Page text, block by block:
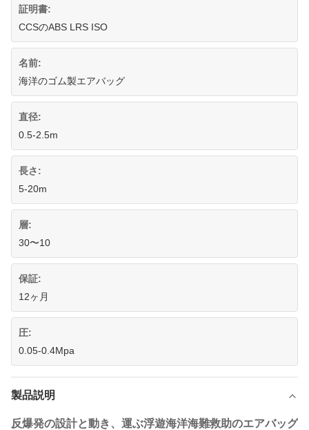
証明書:
CCSのABS LRS ISO
名前:
海洋のゴム製エアバッグ
直径:
0.5-2.5m
長さ:
5-20m
層:
30〜10
保証:
12ヶ月
圧:
0.05-0.4Mpa
製品説明
反爆発の設計と動き、運ぶ浮遊海洋海難救助のエアバッグ